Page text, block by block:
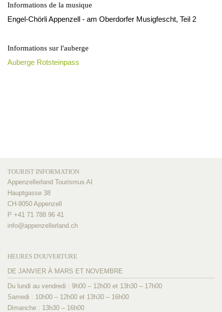
Informations de la musique
Engel-Chörli Appenzell - am Oberdorfer Musigfescht, Teil 2
Informations sur l'auberge
Auberge Rotsteinpass
TOURIST INFORMATION
Appenzellerland Tourismus AI
Hauptgasse 38
CH-9050 Appenzell
P +41 71 788 96 41
info@appenzellerland.ch
HEURES D'OUVERTURE
DE JANVIER À MARS ET NOVEMBRE
Du lundi au vendredi : 9h00 – 12h00 et 13h30 – 17h00
Samedi : 10h00 – 12h00 et 13h30 – 16h00
Dimanche : 13h30 – 16h00